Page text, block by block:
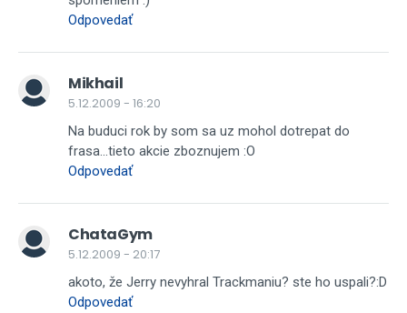
Odpovedať
Mikhail
5.12.2009 - 16:20
Na buduci rok by som sa uz mohol dotrepat do
frasa...tieto akcie zboznujem :O
Odpovedať
ChataGym
5.12.2009 - 20:17
akoto, že Jerry nevyhral Trackmaniu? ste ho uspali?:D
Odpovedať